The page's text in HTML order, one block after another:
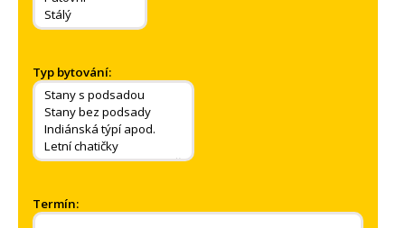
Typ bytování:
Termín: